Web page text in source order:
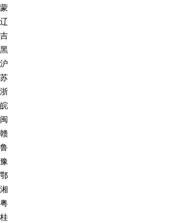
蒙
辽
吉
黑
沪
苏
浙
皖
闽
赣
鲁
豫
鄂
湘
粤
桂